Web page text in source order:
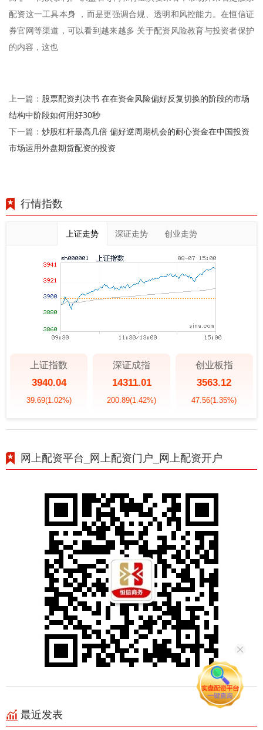
配资这一工具本身 ，而是更强调合规、透明和风控能力。在恒信证
券官网等渠道，可以看到越来越多 关于配资风险教育与投资者保护
的内容，这也
上一篇： 股票配资判决书 在在资金风险偏好反复切换的阶段的市场
结构中阶段如何用好30秒
下一篇： 炒股杠杆最高几倍 偏好逆周期机会的耐心资金在中国投资
市场运用外盘期货配资的投资
行情指数
上证走势 深证走势 创业走势
上证指数
3940.04
39.69(1.02%)
深证成指
14311.01
200.89(1.42%)
创业板指
3563.12
47.56(1.35%)
网上配资平台_网上配资门户_网上配资开户
最近发表